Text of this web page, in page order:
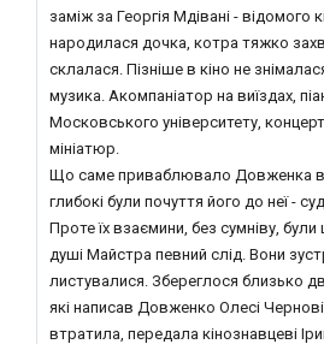
заміж за Георгія Мдівані - відомого
народилася дочка, котра тяжко
склалася. Пізніше в кіно не
музика. Акомпаніатор на виїздах,
Московського університету,
мініатюр.
Що саме приваблювало Довженка в
глибокі були почуття його до неї -
Проте їх взаємини, без сумніву,
душі Майстра певний слід. Вони
листувалися. Збереглося близько
які написав Довженко Олесі
втратила, передала кінознавцеві